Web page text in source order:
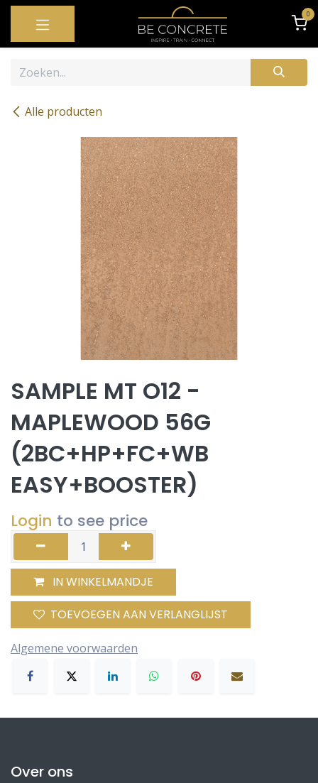
OVERSLAAN NAAR INHOUD 0
Alle producten
SAMPLE MT O12 -
MAPLEWOOD 56G
(2BC+HP+FC+WB
EASY+BOOSTER)
Login to see price
IN WINKELMANDJE
TOEVOEGEN AAN VERLANGLIJST
Algemene voorwaarden
Over ons